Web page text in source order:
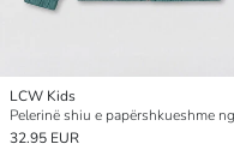
LCW Kids
32.95 EUR